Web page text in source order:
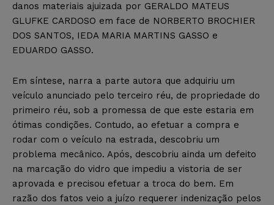
danos materiais ajuizada por GERALDO MATEUS
GLUFKE CARDOSO em face de NORBERTO BROCHIER
DOS SANTOS, IEDA MARIA MARTINS GASSO e
EDUARDO GASSO.
Em síntese, narra a parte autora que adquiriu um
veículo anunciado pelo terceiro réu, de propriedade do
primeiro réu, sob a promessa de que este estaria em
ótimas condições. Contudo, ao efetuar a compra e
rodar com o veículo na estrada, descobriu um
problema mecânico. Após, descobriu ainda um defeito
na marcação do vidro que impediu a vistoria de ser
aprovada e precisou efetuar a troca do bem. Em
razão dos fatos veio a juízo requerer indenização pelos